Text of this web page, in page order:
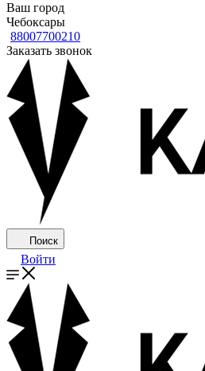
Ваш город
Чебоксары
88007700210
Заказать звонок
Поиск
Войти